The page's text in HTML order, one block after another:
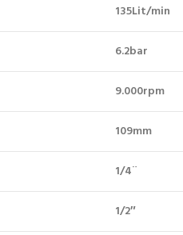
135Lit/min
6.2bar
9.000rpm
109mm
1/4¨
1/2″